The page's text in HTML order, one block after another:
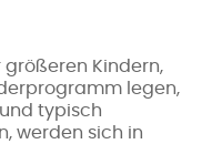
größeren Kindern,
legen,
typisch
werden sich in